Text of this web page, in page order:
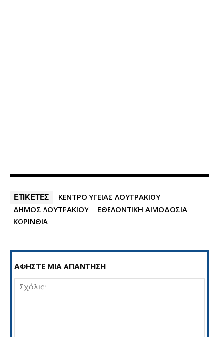
ΕΤΙΚΕΤΕΣ
ΚΕΝΤΡΟ ΥΓΕΙΑΣ ΛΟΥΤΡΑΚΙΟΥ
ΔΗΜΟΣ ΛΟΥΤΡΑΚΙΟΥ
ΕΘΕΛΟΝΤΙΚΗ ΑΙΜΟΔΟΣΙΑ
ΚΟΡΙΝΘΙΑ
ΑΦΗΣΤΕ ΜΙΑ ΑΠΑΝΤΗΣΗ